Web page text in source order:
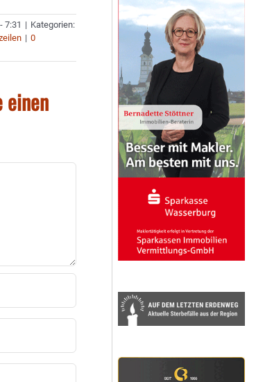
7:31 | Kategorien:
| 0
einen